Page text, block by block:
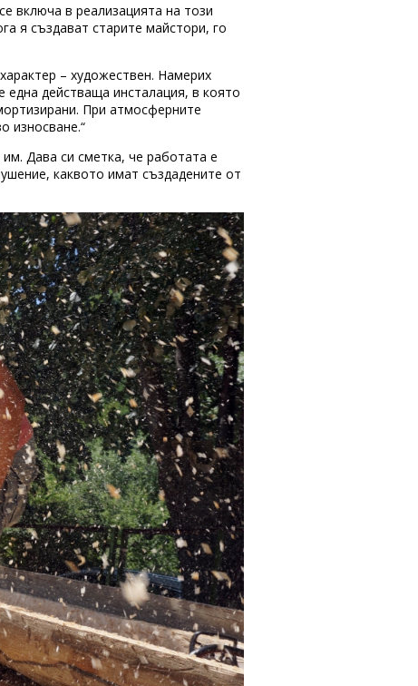
включа в реализацията на този
я създават старите майстори, го
– художествен. Намерих
действаща инсталация, в която
При атмосферните
износване.“
Дава си сметка, че работата е
каквото имат създадените от